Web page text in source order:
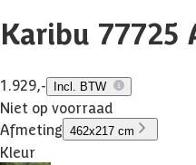
Karibu 77725
1.929,- Incl. BTW
Niet op voorraad
Afmeting 462x217 cm
Kleur